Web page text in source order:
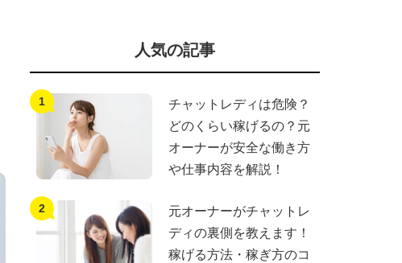
人気の記事
チャットレディは危険？
どのくらい稼げるの？元
オーナーが安全な働き方
や仕事内容を解説！
元オーナーがチャットレ
ディの裏側を教えます！
稼げる方法・稼ぎ方のコ